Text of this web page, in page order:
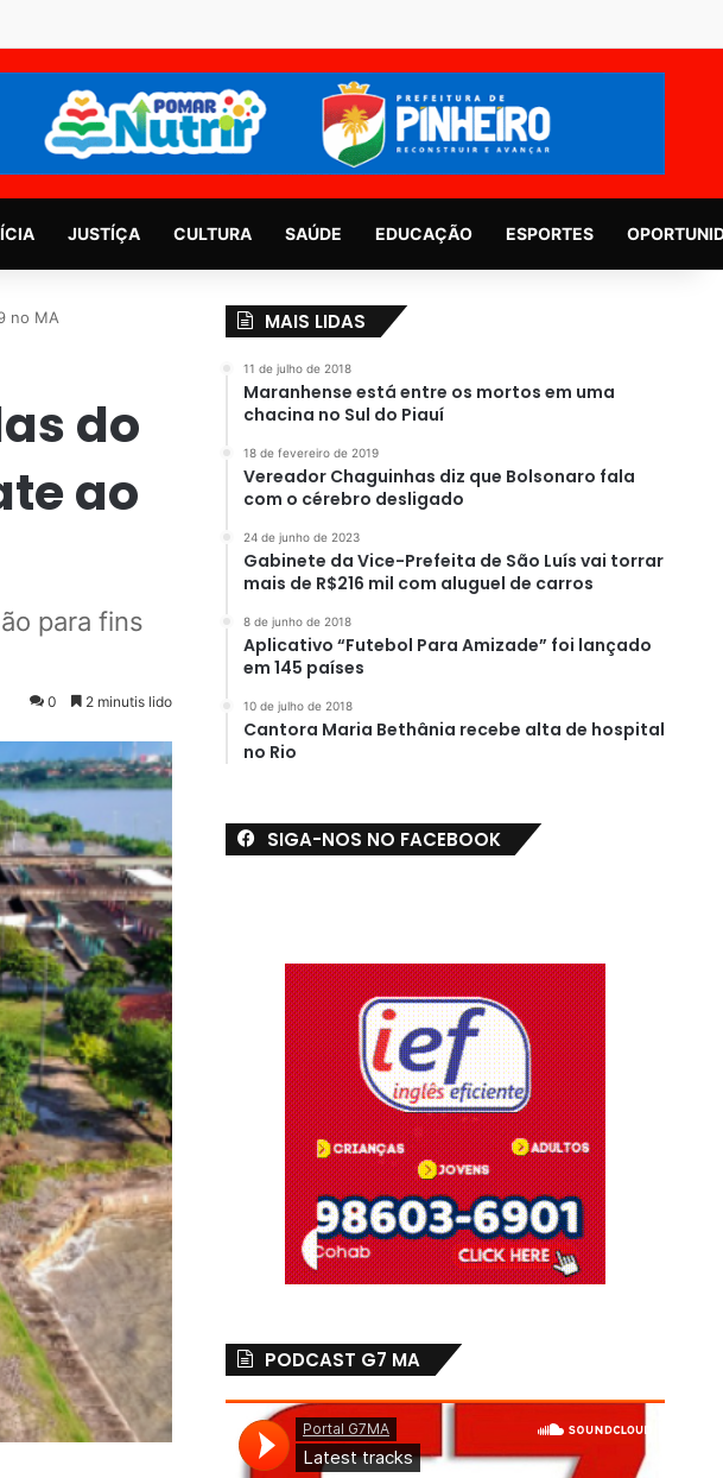
JUSTÍÇA CULTURA SAÚDE EDUCAÇÃO ESPORTES
no MA
do
ao
para fins
0 2 minutis lido
MAIS LIDAS
11 de julho de 2018
Maranhense está entre os mortos em uma
chacina no Sul do Piauí
18 de fevereiro de 2019
Vereador Chaguinhas diz que Bolsonaro fala
com o cérebro desligado
24 de junho de 2023
Gabinete da Vice-Prefeita de São Luís vai torrar
mais de R$216 mil com aluguel de carros
8 de junho de 2018
Aplicativo “Futebol Para Amizade” foi lançado
em 145 países
10 de julho de 2018
Cantora Maria Bethânia recebe alta de hospital
no Rio
SIGA-NOS NO FACEBOOK
PODCAST G7 MA